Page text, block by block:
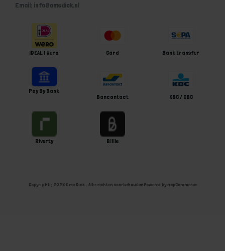
Email: info@omedick.nl
iDEAL | Wero Card Bank transfer
Pay By Bank
Bancontact
KBC / CBC
Riverty Billie
Copyright ; 2026 Ome Dick . Alle rechten voorbehoudenPowered by nopCommerce